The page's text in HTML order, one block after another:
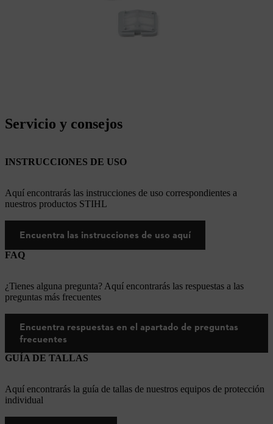
Servicio y consejos
INSTRUCCIONES DE USO
Aquí encontrarás las instrucciones de uso correspondientes a
nuestros productos STIHL
Encuentra las instrucciones de uso aquí
FAQ
¿Tienes alguna pregunta? Aquí encontrarás las respuestas a las
preguntas más frecuentes
Encuentra respuestas en el apartado de preguntas
frecuentes
GUÍA DE TALLAS
Aquí encontrarás la guía de tallas de nuestros equipos de protección
individual